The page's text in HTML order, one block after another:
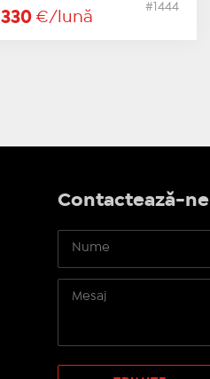
330€/lună
#1444
Contactează-ne